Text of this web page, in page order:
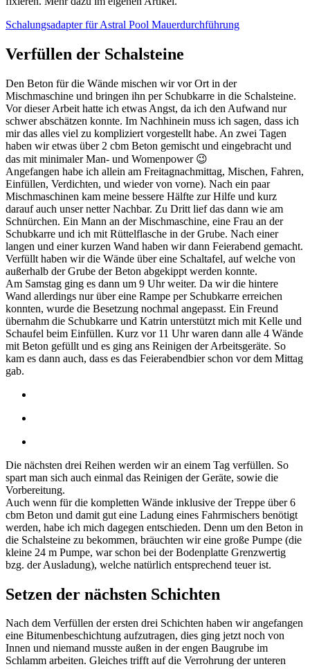
Schalungs­adapter für Astral Pool Mauer­durch­führung
Verfüllen der Schalsteine
Den Beton für die Wände mischen wir vor Ort in der
Mischmaschine und bringen ihn per Schubkarre in die Schalsteine.
Vor dieser Arbeit hatte ich etwas Angst, da ich den Aufwand nur
schwer abschätzen konnte. Im Nachhinein muss ich sagen, dass ich
mir das alles viel zu kompliziert vorgestellt habe. An zwei Tagen
haben wir etwas über 2 cbm Beton gemischt und eingebracht und
das mit minimaler Man- und Womenpower 😉
Angefangen habe ich allein am Freitagnachmittag, Mischen, Fahren,
Einfüllen, Verdichten, und wieder von vorne). Nach ein paar
Mischmaschinen kam meine bessere Hälfte zur Hilfe und kurz
darauf auch unser netter Nachbar. Zu Dritt lief das dann wie am
Schnürchen. Ein Mann an der Mischmaschine, eine Frau an der
Schubkarre und ich mit Rüttelflasche in der Grube. Nach einer
langen und einer kurzen Wand haben wir dann Feierabend gemacht.
Verfüllt haben wir die Wände über eine Schaltafel, auf welche von
außerhalb der Grube der Beton abgekippt werden konnte.
Am Samstag ging es dann um 9 Uhr weiter. Da wir die hintere
Wand allerdings nur über eine Rampe per Schubkarre erreichen
konnten, wurde die Besetzung nochmal angepasst. Ein Freund
übernahm die Schubkarre und Katrin unterstützt mich mit Kelle und
Schaufel beim Einfüllen. Kurz vor 11 Uhr waren dann alle 4 Wände
mit Beton gefüllt und es ging ans Reinigen der Arbeitsgeräte. So
kam es dann auch, dass es das Feierabendbier schon vor dem Mittag
gab.
Die nächsten drei Reihen werden wir an einem Tag verfüllen. So
spart man sich auch einmal das Reinigen der Geräte, sowie die
Vorbereitung.
Auch wenn für die kompletten Wände inklusive der Treppe über 6
cbm Beton und damit gut eine Ladung eines Fahrmischers benötigt
werden, habe ich mich dagegen entschieden. Denn um den Beton in
die Schalsteine zu bekommen, bräuchten wir eine große Pumpe (die
kleine 24 m Pumpe, war schon bei der Bodenplatte Grenzwertig
bzg. der Ausladung), welche natürlich entsprechend teuer ist.
Setzen der nächsten Schichten
Nach dem Verfüllen der ersten drei Schichten haben wir angefangen
eine Bitumenbeschichtung aufzutragen, dies ging jetzt noch von
Innen und niemand musste außen in der engen Baugrube im
Schlamm arbeiten. Gleiches trifft auf die Verrohrung der unteren